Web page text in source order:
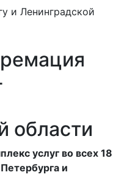
и Ленинградской
области
услуг во всех 18
и